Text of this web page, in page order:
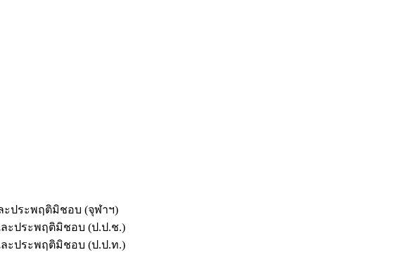
ะประพฤติมิชอบ (จุฬาฯ)
ะประพฤติมิชอบ (ป.ป.ช.)
ะประพฤติมิชอบ (ป.ป.ท.)